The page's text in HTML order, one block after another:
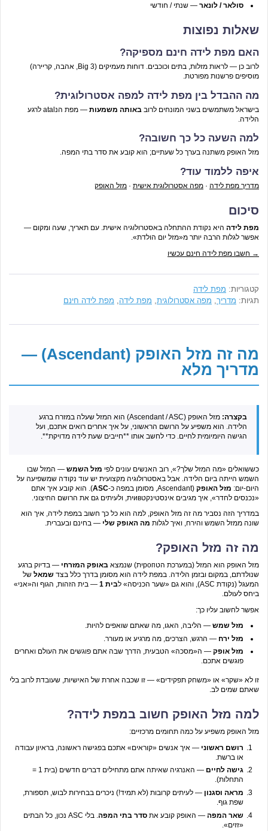
סולאר / לונאר — שנתי / חודשי
שאלות נפוצות
האם מפת לידה חינם מספיקה?
לרוב כן — לראות מזלות, בתים וכוכבים. דוחות מעמיקים (Big 3, אהבה, קריירה)
מוסיפים פרשנות מפורטת.
מה ההבדל בין מפת לידה למפה אסטרולוגית?
בישראל משתמשים בשני המונחים לרוב באותה משמעות
— מפת הנatal לרגע
הלידה.
למה השעה כל כך חשובה?
מזל האופק משתנה בערך כל שעתיים; הוא קובע את סדר בתי המפה.
איפה ללמוד עוד?
מדריך מפת לידה · מפה אסטרולוגית אישית · מזל האופק
סיכום
מפת לידה היא נקודת ההתחלה באסטרולוגיה אישית. עם תאריך, שעה ומקום —
אפשר לגלות הרבה יותר מ«מזל יום הולדת».
→ חשבו מפת לידה חינם עכשיו
קטגוריות: מפת לידה
תגיות: מדריך, מפה אסטרולוגית, מפת לידה, מפת לידה חינם
מה זה מזל האופק (Ascendant) —
מדריך מלא
בקצרה:
מזל האופק (Ascendant / ASC) הוא המזל שעלה במזרח ברגע
הלידה. הוא משפיע על הרושם הראשוני, על איך אחרים רואים אתכם, ועל
הגישה היומיומית לחיים. כדי לחשב אותו **חייבים שעת לידה מדויקת**.
כששואלים «מה המזל שלך?», רוב האנשים עונים לפי מזל השמש — המזל שבו
השמש הייתה ביום הלידה. אבל באסטרולוגיה מקצועית יש עוד נקודה שמשפיעה על
היום-יום: מזל האופק (Ascendant, מסומן במפה כ- ASC). הוא קובע איך אתם
«נכנסים לחדר», איך מגיבים אינסטינקטивית, ולעיתים גם את הרושם החיצוני.
במדריך הזה נסביר מה זה מזל האופק, למה הוא כל כך חשוב במפת לידה, איך הוא
שונה ממזל השמש והירח, ואיך לגלות מה האופק שלי — בחינם ובעברית.
מה זה מזל האופק?
מזל האופק הוא המזל (במערכת הטропית) שנמצא באופק המזרחי — בדיוק ברגע
שנולדתם, במקום ובזמן הלידה. במפת לידה הוא מסומן בדרך כלל בצד שמאל של
המעגל (נקודת ASC), והוא גם «שער הכניסה» ל
בית 1
— בית הזהות, הגוף וה«אני»
ביחס לעולם.
אפשר לחשוב עליו כך:
מזל שמש — הליבה, האגו, מה שאתם שואפים להיות.
מזל ירח — הרגש, הצרכים, מה מרגיע או מעורר.
מזל אופק — ה«מסכה» הטבעית, הדרך שבה אתם פוגשים את העולם ואחרים
פוגשים אתכם.
זו לא «שקר» או «משחק תפקידים» — זו שכבה אחרת של האישיות, שעובדת לרוב בלי
שאתם שמים לב.
למה מזל האופק חשוב במפת לידה?
מזל האופק משפיע על כמה תחומים מרכזיים:
רושם ראשוני — איך אנשים «קוראים» אתכם בפגישה ראשונה, בראיון עבודה
או ברשת.
גישה לחיים
— האנרגיה שאיתה אתם מתחילים דברים חדשים (בית 1 =
התחלות).
מראה וסגנון — לעיתים קרובות (לא תמיד!) ניכרים בבחירות לבוש, תספורת,
שפת גוף.
שאר המפה — האופק קובע אתסדר בתי המפה
. בלי ASC נכון, כל הבתים
«זזים».